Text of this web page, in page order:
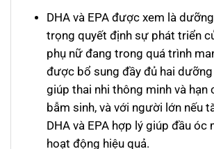
DHA và EPA được xem là
trọng quyết định sự phát triển
phụ nữ đang trong quá trình
được bổ sung đầy đủ hai
giúp thai nhi thông minh và hạn
bẫm sinh, và với người lớn nếu
DHA và EPA hợp lý giúp đầu óc
hoạt động hiệu quả.